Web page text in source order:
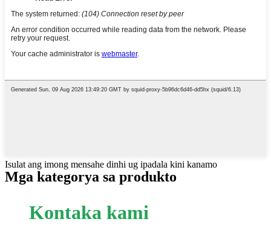
Isulat ang imong mensahe dinhi ug ipadala kini kanamo
Mga kategorya sa produkto
Kontaka kami